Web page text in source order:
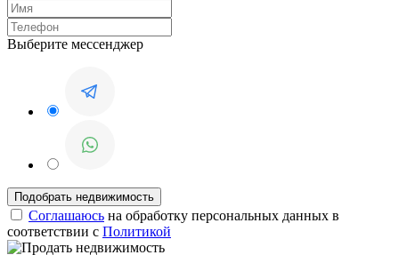
Выберите мессенджер
Соглашаюсь на обработку персональных данных в
соответствии с Политикой